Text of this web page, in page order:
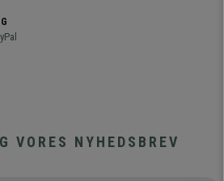
VORES NYHEDSBREV